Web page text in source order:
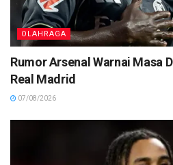
OLAHRAGA
Rumor Arsenal Warnai Masa
Real Madrid
07/08/2026